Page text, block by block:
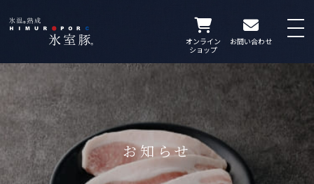
オンライン
ショップ
お問い合わせ
お知らせ